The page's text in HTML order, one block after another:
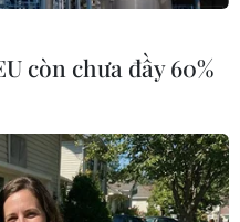
được xác nhận."
còn chưa đầy 60%